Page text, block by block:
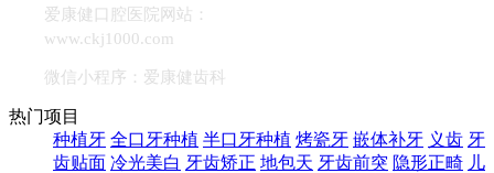
爱康健口腔医院网站：
www.ckj1000.com
微信小程序：爱康健齿科
热门项目
种植牙 全口牙种植 半口牙种植 烤瓷牙 嵌体补牙 义齿 牙
齿贴面 冷光美白 牙齿矫正 地包天 牙齿前突 隐形正畸 儿